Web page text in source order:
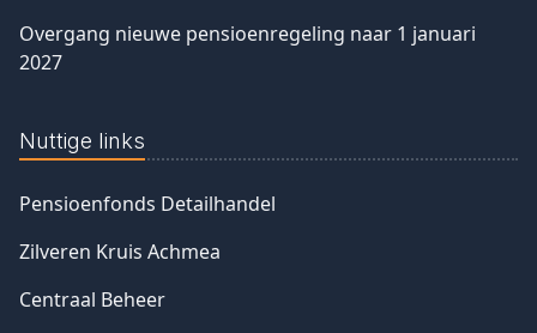
Overgang nieuwe pensioenregeling naar 1 januari
2027
Nuttige links
Pensioenfonds Detailhandel
Zilveren Kruis Achmea
Centraal Beheer